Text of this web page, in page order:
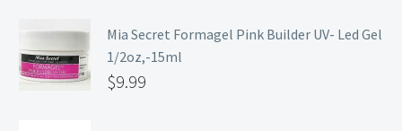
Mia Secret Formagel Pink Builder UV- Led Gel
1/2oz,-15ml
$9.99